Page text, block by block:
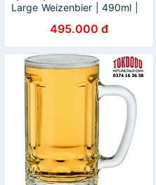
Large Weizenbier | 490ml |
495.000 đ